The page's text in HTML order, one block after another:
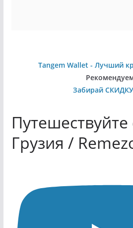
Tangem Wallet - Лучший
Забирай
Грузия /